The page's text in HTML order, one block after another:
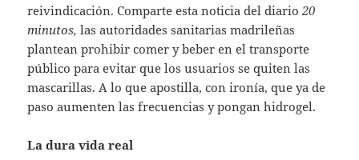
reivindicación. Comparte esta noticia del diario20
minutos,las autoridades sanitarias madrileñas
plantean prohibir comer y beber en el transporte
público para evitar que los usuarios se quiten las
mascarillas. A lo que apostilla, con ironía, que ya de
paso aumenten las frecuencias y pongan hidrogel.
La dura vida real